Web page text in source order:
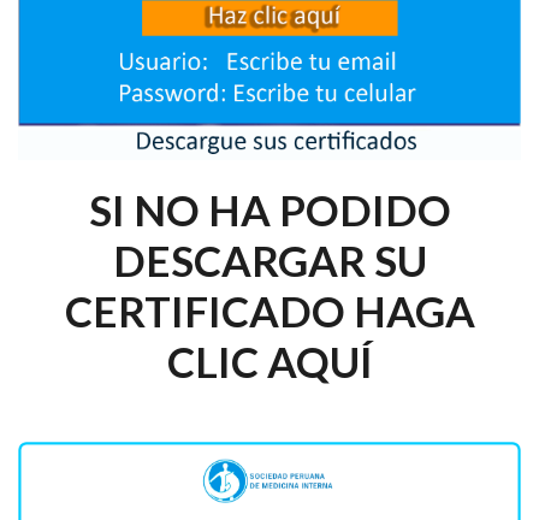
SI NO HA PODIDO
DESCARGAR SU
CERTIFICADO HAGA
CLIC AQUÍ